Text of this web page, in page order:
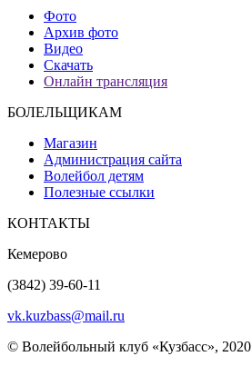
Фото
Архив фото
Видео
Скачать
Онлайн трансляция
БОЛЕЛЬЩИКАМ
Магазин
Администрация сайта
Волейбол детям
Полезные ссылки
КОНТАКТЫ
Кемерово
(3842) 39-60-11
vk.kuzbass@mail.ru
© Волейбольный клуб «Кузбасс», 2020